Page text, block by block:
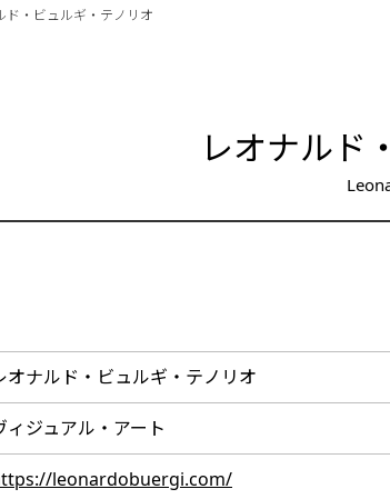
ド・ビュルギ・テノリオ
レオナルド
オナルド・ビュルギ・テノリオ
ィジュアル・アート
leonardobuergi.com/